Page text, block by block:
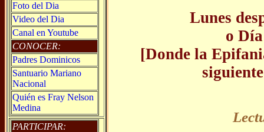
Foto del Dia
Video del Dia
Canal en Youtube
CONOCER:
Padres Dominicos
Santuario Mariano
Nacional
Quién es Fray Nelson
Medina
PARTICIPAR:
Lunes
o
[Donde la